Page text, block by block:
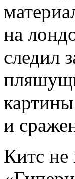
на
следил
и
Китс не